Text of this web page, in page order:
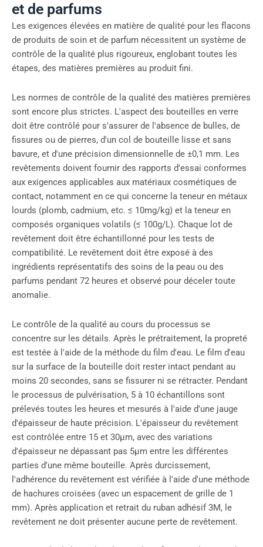
et de parfums
Les exigences élevées en matière de qualité pour les flacons
de produits de soin et de parfum nécessitent un système de
contrôle de la qualité plus rigoureux, englobant toutes les
étapes, des matières premières au produit fini.
Les normes de contrôle de la qualité des matières premières
sont encore plus strictes. L'aspect des bouteilles en verre
doit être contrôlé pour s'assurer de l'absence de bulles, de
fissures ou de pierres, d'un col de bouteille lisse et sans
bavure, et d'une précision dimensionnelle de ±0,1 mm. Les
revêtements doivent fournir des rapports d'essai conformes
aux exigences applicables aux matériaux cosmétiques de
contact, notamment en ce qui concerne la teneur en métaux
lourds (plomb, cadmium, etc. ≤ 10mg/kg) et la teneur en
composés organiques volatils (≤ 100g/L). Chaque lot de
revêtement doit être échantillonné pour les tests de
compatibilité. Le revêtement doit être exposé à des
ingrédients représentatifs des soins de la peau ou des
parfums pendant 72 heures et observé pour déceler toute
anomalie.
Le contrôle de la qualité au cours du processus se
concentre sur les détails. Après le prétraitement, la propreté
est testée à l'aide de la méthode du film d'eau. Le film d'eau
sur la surface de la bouteille doit rester intact pendant au
moins 20 secondes, sans se fissurer ni se rétracter. Pendant
le processus de pulvérisation, 5 à 10 échantillons sont
prélevés toutes les heures et mesurés à l'aide d'une jauge
d'épaisseur de haute précision. L'épaisseur du revêtement
est contrôlée entre 15 et 30μm, avec des variations
d'épaisseur ne dépassant pas 5μm entre les différentes
parties d'une même bouteille. Après durcissement,
l'adhérence du revêtement est vérifiée à l'aide d'une méthode
de hachures croisées (avec un espacement de grille de 1
mm). Après application et retrait du ruban adhésif 3M, le
revêtement ne doit présenter aucune perte de revêtement.